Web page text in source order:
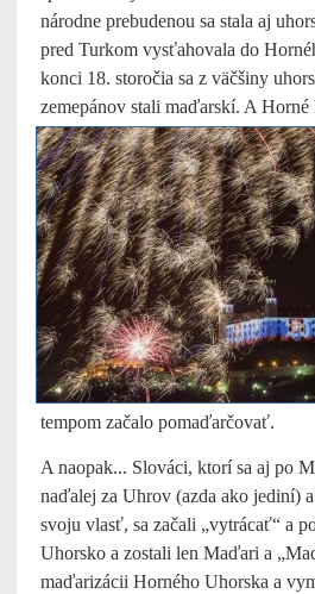
národne prebudenou sa stala aj
pred Turkom vysťahovala do
konci 18. storočia sa z väčšiny
zemepánov stali maďarskí. A
tempom začalo pomaďarčovať.
A naopak... Slováci, ktorí sa aj po
naďalej za Uhrov (azda ako jediní)
svoju vlasť, sa začali „vytrácať“ a
Uhorsko a zostali len Maďari a
maďarizácii Horného Uhorska a